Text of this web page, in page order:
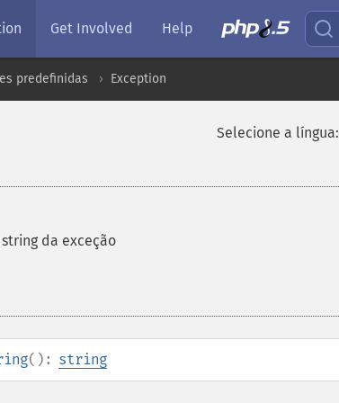
Get Involved Help
predefinidas Exception
Selecione a língua:
da exceção
(): string